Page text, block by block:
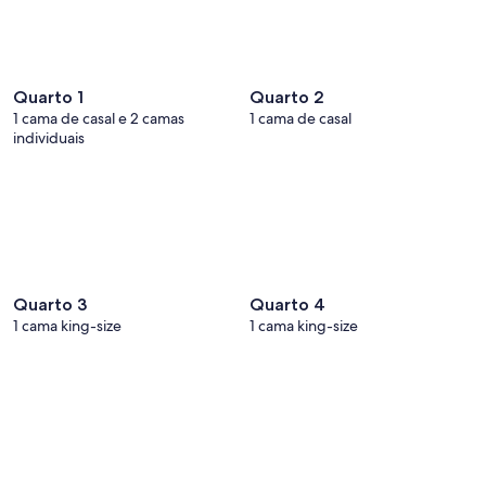
Quarto 1
1 cama de casal e 2 camas
individuais
Quarto 2
1 cama de casal
Quarto 3
1 cama king-size
Quarto 4
1 cama king-size